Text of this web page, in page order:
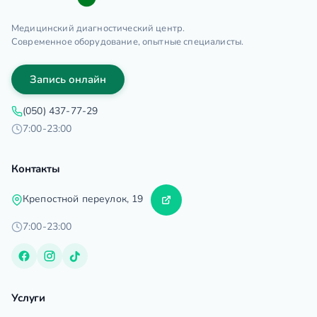
Медицинский диагностический центр.
Современное оборудование, опытные специалисты.
Запись онлайн
(050) 437-77-29
7:00-23:00
Контакты
Крепостной переулок, 19
7:00-23:00
Услуги